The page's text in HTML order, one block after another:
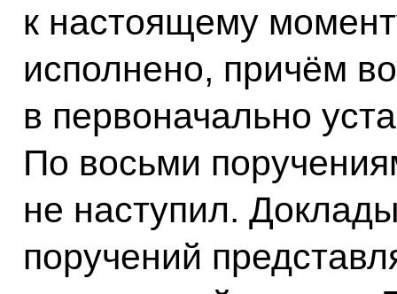
к настоящему
исполнено, причём
в первоначально
По восьми
не наступил.
поручений